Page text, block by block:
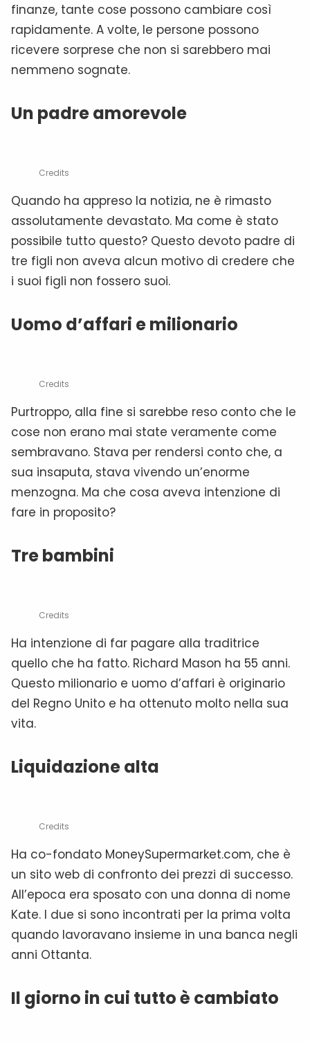
finanze, tante cose possono cambiare così
rapidamente. A volte, le persone possono
ricevere sorprese che non si sarebbero mai
nemmeno sognate.
Un padre amorevole
Credits
Quando ha appreso la notizia, ne è rimasto
assolutamente devastato. Ma come è stato
possibile tutto questo? Questo devoto padre di
tre figli non aveva alcun motivo di credere che
i suoi figli non fossero suoi.
Uomo d’affari e milionario
Credits
Purtroppo, alla fine si sarebbe reso conto che le
cose non erano mai state veramente come
sembravano. Stava per rendersi conto che, a
sua insaputa, stava vivendo un’enorme
menzogna. Ma che cosa aveva intenzione di
fare in proposito?
Tre bambini
Credits
Ha intenzione di far pagare alla traditrice
quello che ha fatto. Richard Mason ha 55 anni.
Questo milionario e uomo d’affari è originario
del Regno Unito e ha ottenuto molto nella sua
vita.
Liquidazione alta
Credits
Ha co-fondato MoneySupermarket.com, che è
un sito web di confronto dei prezzi di successo.
All’epoca era sposato con una donna di nome
Kate. I due si sono incontrati per la prima volta
quando lavoravano insieme in una banca negli
anni Ottanta.
Il giorno in cui tutto è cambiato